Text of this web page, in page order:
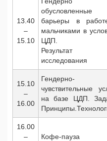
13.40
–
15.10
обусловленные
барьеры в
мальчиками в
ЦДП.
Результат
исследования
15.10
–
16.00
Гендерно-
чувствительные
на базе ЦДП.
16.00
–
Кофе-пауза